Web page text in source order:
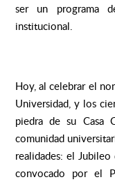
ser un programa
institucional.
Hoy, al celebrar el
Universidad, y los
piedra de su Casa
comunidad
realidades: el
convocado por el